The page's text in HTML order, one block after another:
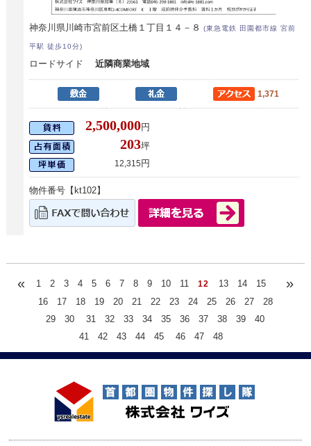
神奈川県川崎市宮前区土橋１丁目１４－８(東急電鉄 田園都市線 宮前
平駅 徒歩10分)
ロードサイド近隣商業地域
1,371
2,500,000円
203坪
12,315 円
物件番号【kt102】
« 1 2 3 4 5 6 7 8 9 10 11 12 13 14
15
16
17 18 19 20 21 22 23 24 25 26 27
28
29
30 31 32 33 34 35 36 37 38 39
40
41
42 43 44 45 46 47 48
»